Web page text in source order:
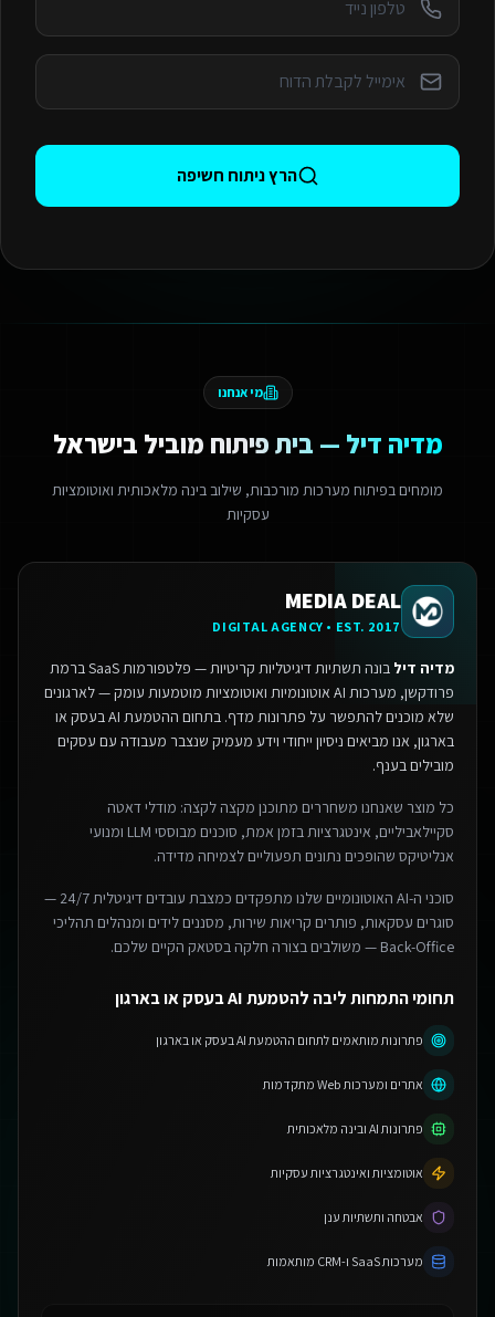
הרץ ניתוח חשיפה
מי אנחנו
מדיה דיל — בית פיתוח מוביל בישראל
מומחים בפיתוח מערכות מורכבות, שילוב בינה מלאכותית ואוטומציות
עסקיות
MEDIA DEAL
DIGITAL AGENCY • EST. 2017
מדיה דיל
בונה תשתיות דיגיטליות קריטיות — פלטפורמות SaaS ברמת
פרודקשן, מערכות AI אוטונומיות ואוטומציות מוטמעות עומק — לארגונים
שלא מוכנים להתפשר על פתרונות מדף.
בתחום ההטמעת AI בעסק או
בארגון, אנו מביאים ניסיון ייחודי וידע מעמיק שנצבר מעבודה עם עסקים
מובילים בענף.
כל מוצר שאנחנו משחררים מתוכנן מקצה לקצה: מודלי דאטה
סקיילאביליים, אינטגרציות בזמן אמת, סוכנים מבוססי LLM ומנועי
אנליטיקס שהופכים נתונים תפעוליים לצמיחה מדידה.
סוכני ה-AI האוטונומיים שלנו מתפקדים כמצבת עובדים דיגיטלית 24/7 —
סוגרים עסקאות, פותרים קריאות שירות, מסננים לידים ומנהלים תהליכי
Back-Office — משולבים בצורה חלקה בסטאק הקיים שלכם.
תחומי התמחות ליבה להטמעת AI בעסק או בארגון
פתרונות מותאמים לתחום ההטמעת AI בעסק או בארגון
אתרים ומערכות Web מתקדמות
פתרונות AI ובינה מלאכותית
אוטומציות ואינטגרציות עסקיות
אבטחה ותשתיות ענן
מערכות SaaS ו-CRM מותאמות